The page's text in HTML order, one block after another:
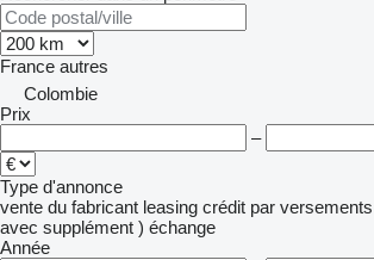
France autres
Colombie
Prix
–
Type d'annonce
vente du fabricant leasing crédit par versements
avec supplément ) échange
Année